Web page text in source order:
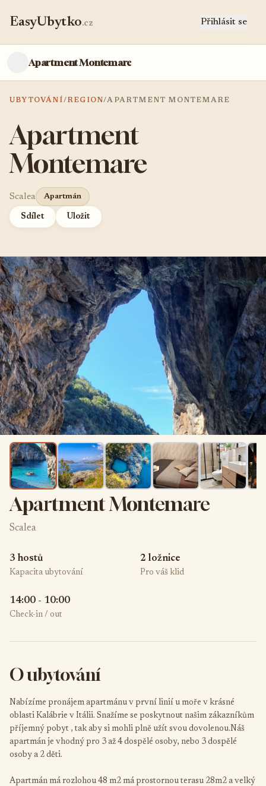
EasyUbytko.cz Přihlásit se
Apartment Montemare
UBYTOVÁNÍ/REGION/APARTMENT MONTEMARE
Apartment
Montemare
Scalea Apartmán
Sdílet Uložit
Apartment Montemare
Scalea
3 hostů
Kapacita ubytování
2 ložnice
Pro váš klid
14:00 - 10:00
Check-in / out
O ubytování
Nabízíme pronájem apartmánu v první linií u moře v krásné
oblasti Kalábrie v Itálii. Snažíme se poskytnout našim zákazníkům
příjemný pobyt , tak aby si mohli plně užít svou dovolenou.Náš
apartmán je vhodný pro 3 až 4 dospělé osoby, nebo 3 dospělé
osoby a 2 děti.
Apartmán má rozlohou 48 m2 má prostornou terasu 28m2 a velký